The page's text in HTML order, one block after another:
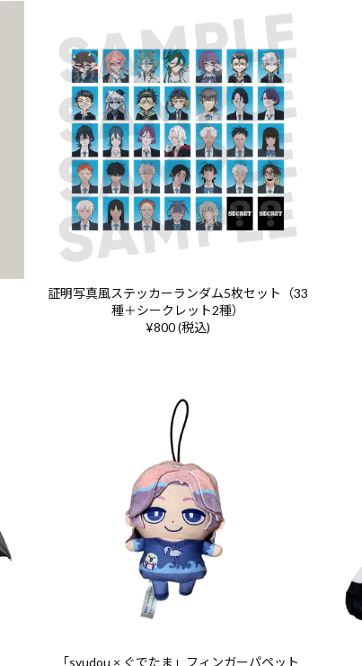
証明写真風ステッカーランダム5枚セット（33
種＋シークレット2種）
¥800 (税込)
「syudou × ぐでたま」フィンガーパペット